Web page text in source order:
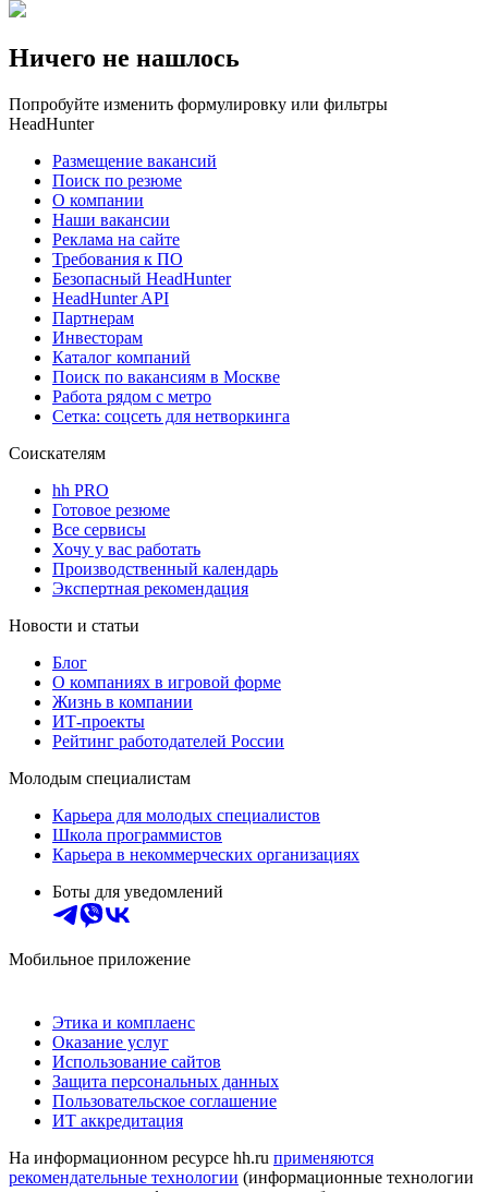
Ничего не нашлось
Попробуйте изменить формулировку или фильтры
HeadHunter
Размещение вакансий
Поиск по резюме
О компании
Наши вакансии
Реклама на сайте
Требования к ПО
Безопасный HeadHunter
HeadHunter API
Партнерам
Инвесторам
Каталог компаний
Поиск по вакансиям в Москве
Работа рядом с метро
Сетка: соцсеть для нетворкинга
Соискателям
hh PRO
Готовое резюме
Все сервисы
Хочу у вас работать
Производственный календарь
Экспертная рекомендация
Новости и статьи
Блог
О компаниях в игровой форме
Жизнь в компании
ИТ-проекты
Рейтинг работодателей России
Молодым специалистам
Карьера для молодых специалистов
Школа программистов
Карьера в некоммерческих организациях
Боты для уведомлений
Мобильное приложение
Этика и комплаенс
Оказание услуг
Использование сайтов
Защита персональных данных
Пользовательское соглашение
ИТ аккредитация
На информационном ресурсе hh.ru применяются
рекомендательные технологии (информационные технологии